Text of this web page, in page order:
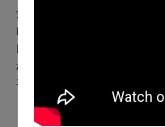
愛在遙遠的附近 The Painted
哈利波特之死神的聖物組曲
Hallows Suite
模仿遊戲 The
哥吉拉 Godzilla